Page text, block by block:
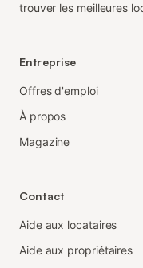
trouver les meilleures
Entreprise
Offres d'emploi
À propos
Magazine
Contact
Aide aux locataires
Aide aux propriétaires